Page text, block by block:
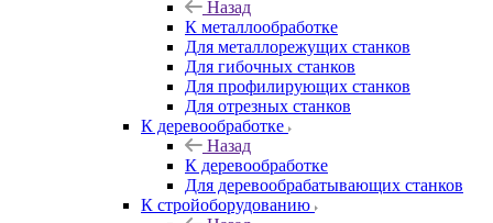
Назад
К металлообработке
Для металлорежущих станков
Для гибочных станков
Для профилирующих станков
Для отрезных станков
К деревообработке
Назад
К деревообработке
Для деревообрабатывающих станков
К стройоборудованию